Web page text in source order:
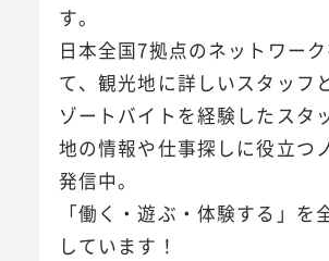
す。
日本全国7拠点のネットワー
て、観光地に詳しいスタッフ
ゾートバイトを経験したスタ
地の情報や仕事探しに役立つ
発信中。
「働く・遊ぶ・体験する」を
しています！